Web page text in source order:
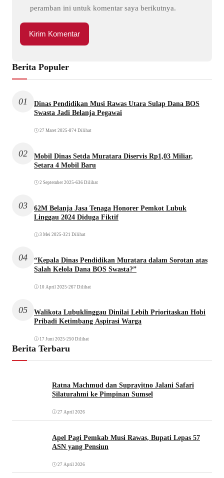
peramban ini untuk komentar saya berikutnya.
Berita Populer
01
Dinas Pendidikan Musi Rawas Utara Sulap Dana BOS
Swasta Jadi Belanja Pegawai
27 Maret 2025 •874 Dilihat
02
Mobil Dinas Setda Muratara Diservis Rp1,03 Miliar,
Setara 4 Mobil Baru
2 September 2025 •636 Dilihat
03
62M Belanja Jasa Tenaga Honorer Pemkot Lubuk
Linggau 2024 Diduga Fiktif
3 Mei 2025 •321 Dilihat
04
“Kepala Dinas Pendidikan Muratara dalam Sorotan atas
Salah Kelola Dana BOS Swasta?”
10 April 2025 •267 Dilihat
05
Walikota Lubuklinggau Dinilai Lebih Prioritaskan Hobi
Pribadi Ketimbang Aspirasi Warga
17 Juni 2025 •250 Dilihat
Berita Terbaru
Ratna Machmud dan Suprayitno Jalani Safari
Silaturahmi ke Pimpinan Sumsel
27 April 2026
Apel Pagi Pemkab Musi Rawas, Bupati Lepas 57
ASN yang Pensiun
27 April 2026